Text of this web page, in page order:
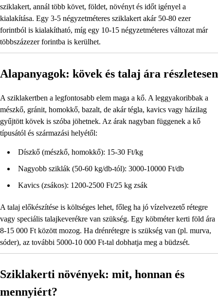
sziklakert, annál több követ, földet, növényt és időt igényel a
kialakítása. Egy 3-5 négyzetméteres sziklakert akár 50-80 ezer
forintból is kialakítható, míg egy 10-15 négyzetméteres változat már
többszázezer forintba is kerülhet.
Alapanyagok: kövek és talaj ára részletesen
A sziklakertben a legfontosabb elem maga a kő. A leggyakoribbak a
mészkő, gránit, homokkő, bazalt, de akár tégla, kavics vagy házilag
gyűjtött kövek is szóba jöhetnek. Az árak nagyban függenek a kő
típusától és származási helyétől:
Díszkő (mészkő, homokkő): 15-30 Ft/kg
Nagyobb sziklák (50-60 kg/db-tól): 3000-10000 Ft/db
Kavics (zsákos): 1200-2500 Ft/25 kg zsák
A talaj előkészítése is költséges lehet, főleg ha jó vízelvezető rétegre
vagy speciális talajkeverékre van szükség. Egy köbméter kerti föld ára
8-15 000 Ft között mozog. Ha drénrétegre is szükség van (pl. murva,
sóder), az további 5000-10 000 Ft-tal dobhatja meg a büdzsét.
Sziklakerti növények: mit, honnan és
mennyiért?